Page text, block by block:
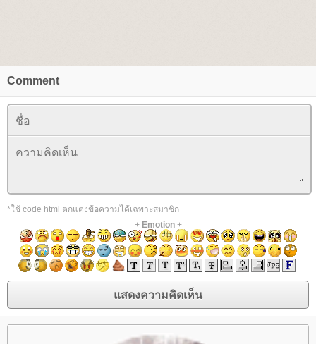
Comment
*ใช้ code html ตกแต่งข้อความได้เฉพาะสมาชิก
+ Emotion+